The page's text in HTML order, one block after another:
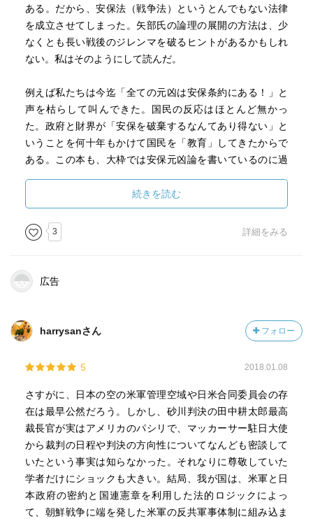
ある。だから、安保法（戦争法）というとんでもない法律
を成立させてしまった。矢部氏の論理の展開の方法は、少
なくとも長い戦後のジレンマを破るヒントがあるかもしれ
ない。私はそのようにして読んだ。
例えば私たちは今迄「全ての元凶は安保条約にある！」と
声を枯らして叫んできた。国民の反応はほとんど無かっ
た。政府と財界が「安保を破棄するなんてあり得ない」と
いうことを何十年もかけて国民を「教育」してきたからで
ある。この本も、大枠では安保元凶論を書いているのに過
で書いてきた本の中で、何処が読者の関心を引いたのか、
それを強調しながら論理を展開する。
つまり、
しかも、支配されているのは、首都圏だけではなく、日本
の全ての空であり、必要とされれば日本の全土である（全
○その仕組みは、月2回の「日米合同委員会」にある。
と、いうものだ。
けて、何度も何度も条文や公文書を元に論理を展開する。
強調すべきところは必ず太文字にする。強調すべきところ
は、本文の中で2回は繰り返す。ホントに強調すべきこと
は、5回ぐらい繰り返したかもしれない。更には章ごとの表
紙裏に、内容をマンガで要約してみせる。
こういう（しつこいぐらいの）読者に寄り添う姿勢は、少
なくとも私には無かった。
続きを読む
3 詳細をみる
広告
harrysanさん フォロー
5 2018.01.08
さすがに、日本の空の米軍管理空域や日米合同委員会の存
在は最早公然だろう。しかし、砂川判決の田中耕太郎最高
裁長官が実はアメリカのパシリで、マッカーサー駐日大使
から裁判の日程や判決の方向性についてなんども密談して
いたという事実は知らなかった。それなりに尊敬していた
学者だけにショックも大きい。結局、我が国は、米軍と日
本政府の密約と国連憲章を利用した法的ロジックによっ
て、朝鮮戦争に端を発した米軍の反共軍事体制に組み込ま